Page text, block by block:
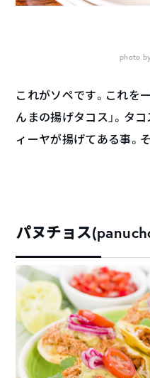
photo
これがソペです。これを
んまの揚げタコス」。タ
ィーヤが揚げてある事。
パヌチョス